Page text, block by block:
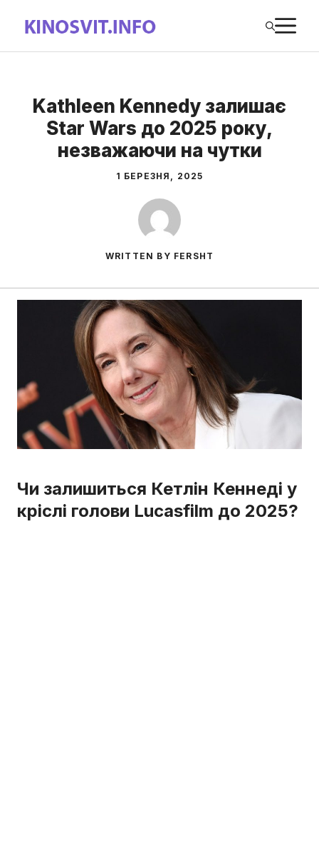
вмісту
Kathleen Kennedy залишає
Star Wars до 2025 року,
незважаючи на чутки
1 БЕРЕЗНЯ, 2025
WRITTEN BY FERSHT
Чи залишиться Кетлін Кеннеді у
кріслі голови Lucasfilm до 2025?